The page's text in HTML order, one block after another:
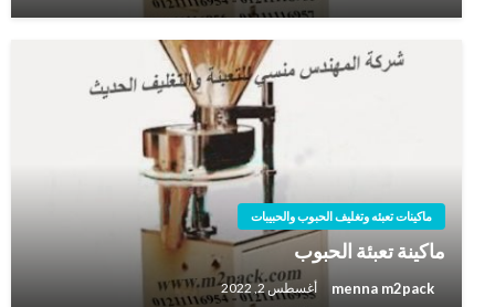
ماكينات تعبئه وتغليف الحبوب والحبيبات
ماكينة تعبئة الحبوب
menna m2pack أغسطس 2, 2022